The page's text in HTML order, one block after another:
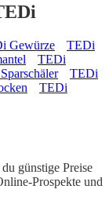
Gewürze
TEDi
TEDi
TEDi
TEDi
günstige Preise
Prospekte und